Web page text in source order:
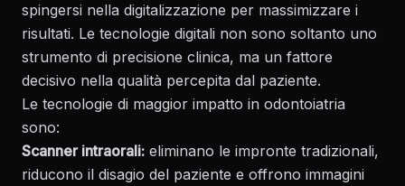
spingersi nella digitalizzazione per massimizzare i
risultati. Le tecnologie digitali non sono soltanto uno
strumento di precisione clinica, ma un fattore
decisivo nella qualità percepita dal paziente.
Le tecnologie di maggior impatto in odontoiatria
sono:
Scanner intraorali: eliminano le impronte tradizionali,
riducono il disagio del paziente e offrono immagini